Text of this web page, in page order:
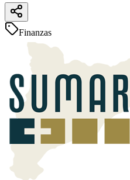
Finanzas